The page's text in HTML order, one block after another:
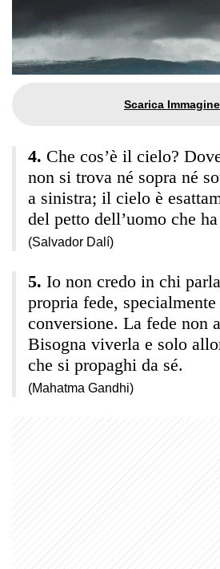
Che cos’è il cielo?
non si trova né sopra né
a sinistra; il cielo è
del petto dell’uomo che
(Salvador Dalí)
Io non credo in chi
propria fede,
conversione. La fede non
Bisogna viverla e solo
che si propaghi da sé.
(Mahatma Gandhi)